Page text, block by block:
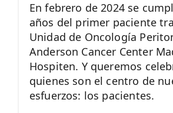
En febrero de 2024 se
años del primer paciente
Unidad de Oncología
Anderson Cancer Center
Hospiten. Y queremos
quienes son el centro de
esfuerzos: los pacientes.